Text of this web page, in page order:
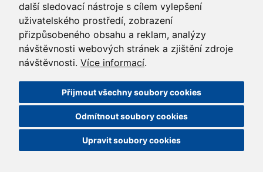
další sledovací nástroje s cílem vylepšení
uživatelského prostředí, zobrazení
přizpůsobeného obsahu a reklam, analýzy
návštěvnosti webových stránek a zjištění zdroje
návštěvnosti. Více informací.
Přijmout všechny soubory cookies
Odmítnout soubory cookies
Upravit soubory cookies
nemusíme nutit, dělají to naprosto samozřejmě. A za to jim patří
dík.“